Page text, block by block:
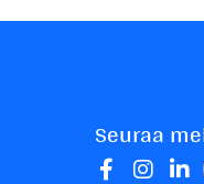
Seuraa